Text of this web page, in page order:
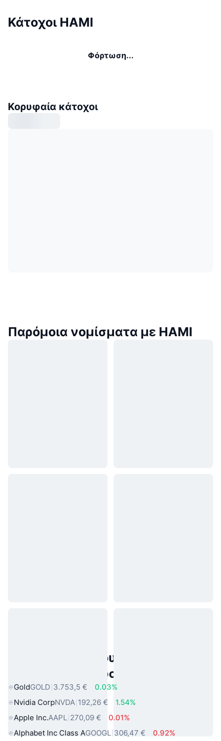
Κάτοχοι HAMI
Φόρτωση...
Κορυφαία κάτοχοι
Παρόμοια νομίσματα με HAMI
Δημοφιλή περιουσιακά στοιχεία
πραγματικού κόσμου
GoldGOLD 3.753,5 €
0.03%
Nvidia CorpNVDA 192,26 €
1.54%
Apple Inc.AAPL 270,09 €
0.01%
Alphabet Inc Class AGOOGL 306,47 € 0.92%